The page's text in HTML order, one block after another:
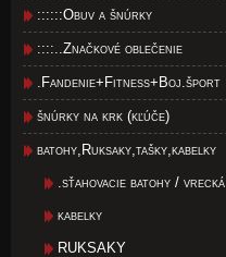
::::::Obuv a šnúrky
::::..Značkové oblečenie
.Fandenie+Fitness+Boj.šport
šnúrky na krk (kľúče)
batohy,Ruksaky,tašky,kabelky
.sťahovacie batohy / vrecká
kabelky
RUKSAKY